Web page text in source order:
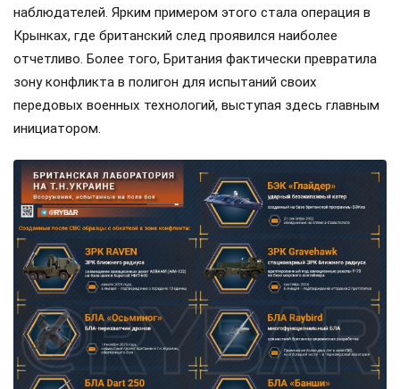
наблюдателей. Ярким примером этого стала операция в
Крынках, где британский след проявился наиболее
отчетливо. Более того, Британия фактически превратила
зону конфликта в полигон для испытаний своих
передовых военных технологий, выступая здесь главным
инициатором.